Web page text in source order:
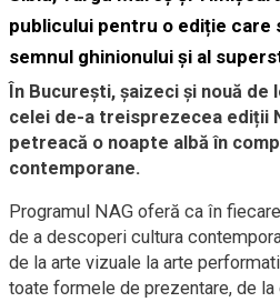
publicului pentru o ediție care
semnul ghinionului și al
În București, șaizeci și nouă
celei de-a treisprezecea ediții
petreacă o noapte albă în
contemporane.
Programul NAG oferă ca în
de a descoperi cultura
de la arte vizuale la arte
toate formele de prezentare, de la